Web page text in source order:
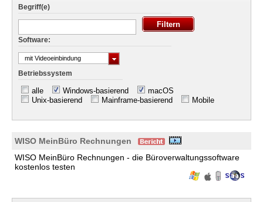
Begriff(e)
Software:
mit Videoeinbindung
Betriebssystem
alle Windows-basierend
macOS
Unix-basierend
Mainframe-basierend Mobile
WISO MeinBüro Rechnungen
WISO MeinBüro Rechnungen - die Büroverwaltungssoftware
kostenlos testen